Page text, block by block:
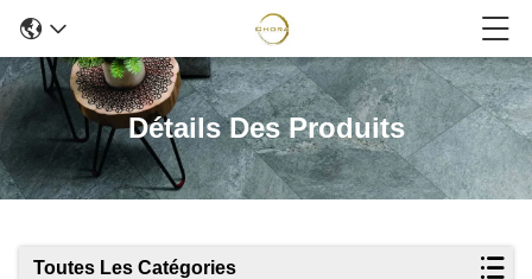
Détails Des Produits
Toutes Les Catégories